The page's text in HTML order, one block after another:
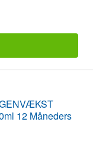
12 Måneders